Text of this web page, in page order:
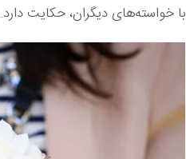
با خواسته‌های دیگران، حکایت دارد.